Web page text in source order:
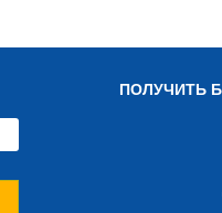
ПОЛУЧИТЬ